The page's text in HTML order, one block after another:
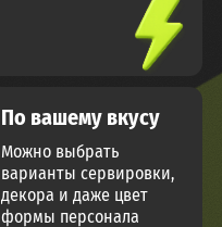
По вашему вкусу
Можно выбрать
варианты сервировки,
декора и даже цвет
формы персонала